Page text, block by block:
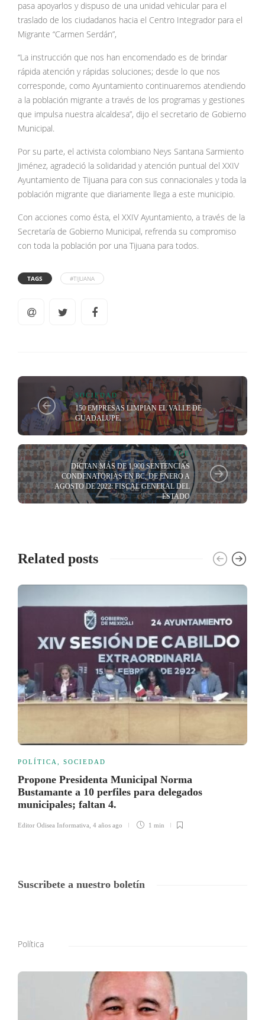
pasa apoyarlos y dispuso de una unidad vehicular para el
traslado de los ciudadanos hacia el Centro Integrador para el
Migrante “Carmen Serdán”,
“La instrucción que nos han encomendado es de brindar
rápida atención y rápidas soluciones; desde lo que nos
corresponde, como Ayuntamiento continuaremos atendiendo
a la población migrante a través de los programas y gestiones
que impulsa nuestra alcaldesa”, dijo el secretario de Gobierno
Municipal.
Por su parte, el activista colombiano Neys Santana Sarmiento
Jiménez, agradeció la solidaridad y atención puntual del XXIV
Ayuntamiento de Tijuana para con sus connacionales y toda la
población migrante que diariamente llega a este municipio.
Con acciones como ésta, el XXIV Ayuntamiento, a través de la
Secretaría de Gobierno Municipal, refrenda su compromiso
con toda la población por una Tijuana para todos.
TAGS #TIJUANA
SOCIEDAD
150 EMPRESAS LIMPIAN EL VALLE DE
GUADALUPE.
FGE
DICTAN MÁS DE 1,900 SENTENCIAS
CONDENATORIAS EN BC, DE ENERO A
AGOSTO DE 2022: FISCAL GENERAL DEL
ESTADO
Related posts
POLÍTICA SOCIEDAD
Propone Presidenta Municipal Norma
Bustamante a 10 perfiles para delegados
municipales; faltan 4.
Editor Odisea Informativa 4 años ago 1 min
Suscribete a nuestro boletín
Política